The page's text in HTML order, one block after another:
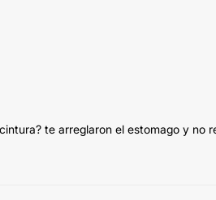
te arreglaron el estomago y no